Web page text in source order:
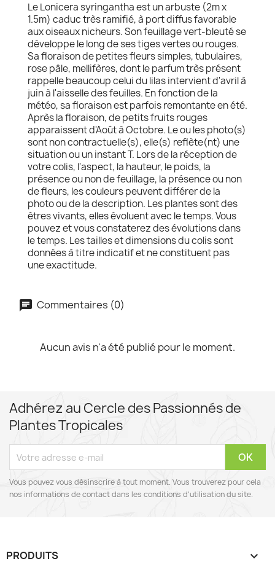
Le Lonicera syringantha est un arbuste (2m x
1.5m) caduc très ramifié, à port diffus favorable
aux oiseaux nicheurs. Son feuillage vert-bleuté se
développe le long de ses tiges vertes ou rouges.
Sa floraison de petites fleurs simples, tubulaires,
rose pâle, mellifères, dont le parfum très présent
rappelle beaucoup celui du lilas intervient d'avril à
juin à l'aisselle des feuilles. En fonction de la
météo, sa floraison est parfois remontante en été.
Après la floraison, de petits fruits rouges
apparaissent d'Août à Octobre. Le ou les photo(s)
sont non contractuelle(s), elle(s) reflète(nt) une
situation ou un instant T. Lors de la réception de
votre colis, l'aspect, la hauteur, le poids, la
présence ou non de feuillage, la présence ou non
de fleurs, les couleurs peuvent différer de la
photo ou de la description. Les plantes sont des
êtres vivants, elles évoluent avec le temps. Vous
pouvez et vous constaterez des évolutions dans
le temps. Les tailles et dimensions du colis sont
données à titre indicatif et ne constituent pas
une exactitude.
Commentaires (0)
Aucun avis n'a été publié pour le moment.
Adhérez au Cercle des Passionnés de
Plantes Tropicales
Vous pouvez vous désinscrire à tout moment. Vous trouverez pour cela
nos informations de contact dans les conditions d'utilisation du site.
PRODUITS 